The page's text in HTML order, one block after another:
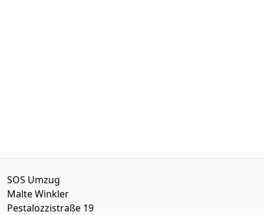
SOS Umzug
Malte Winkler
Pestalozzistraße 19